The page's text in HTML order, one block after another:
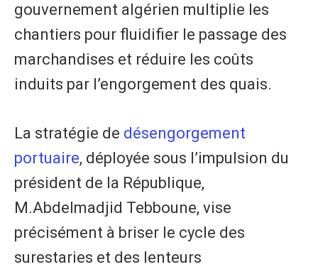
gouvernement algérien multiplie les
chantiers pour fluidifier le passage des
marchandises et réduire les coûts
induits par l’engorgement des quais.
La stratégie de désengorgement
portuaire, déployée sous l’impulsion du
président de la République,
M.Abdelmadjid Tebboune, vise
précisément à briser le cycle des
surestaries et des lenteurs